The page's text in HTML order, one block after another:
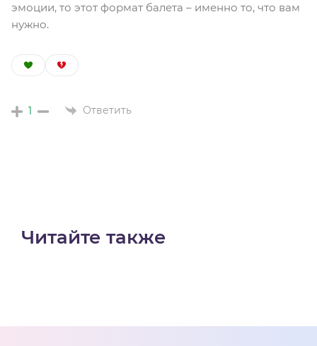
эмоции, то этот формат балета – именно то, что вам
нужно.
1 Ответить
Читайте также